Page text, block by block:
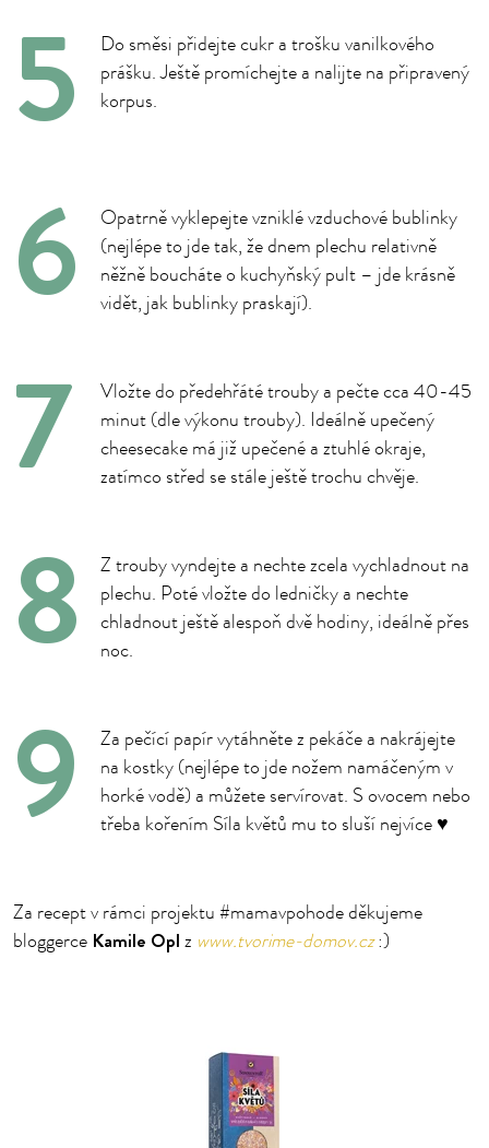
Do směsi přidejte cukr a trošku vanilkového
prášku. Ještě promíchejte a nalijte na připravený
korpus.
Opatrně vyklepejte vzniklé vzduchové bublinky
(nejlépe to jde tak, že dnem plechu relativně
něžně boucháte o kuchyňský pult – jde krásně
vidět, jak bublinky praskají).
Vložte do předehřáté trouby a pečte cca 40-45
minut (dle výkonu trouby). Ideálně upečený
cheesecake má již upečené a ztuhlé okraje,
zatímco střed se stále ještě trochu chvěje.
Z trouby vyndejte a nechte zcela vychladnout na
plechu. Poté vložte do ledničky a nechte
chladnout ještě alespoň dvě hodiny, ideálně přes
noc.
Za pečící papír vytáhněte z pekáče a nakrájejte
na kostky (nejlépe to jde nožem namáčeným v
horké vodě) a můžete servírovat. S ovocem nebo
třeba kořením Síla květů mu to sluší nejvíce ♥
Za recept v rámci projektu #mamavpohode děkujeme
bloggerce Kamile Opl z www.tvorime-domov.cz:)